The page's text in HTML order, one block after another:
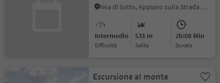
Riva di Sotto, Appiano sulla Strada del Vino, Strada del Vino
Intermedio
Difficoltà
531 m
Salita
2h:08 Min
durata
Escursione al monte